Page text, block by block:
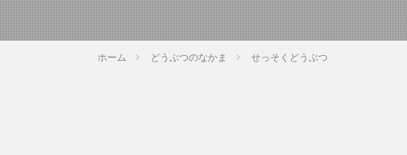
ホーム どうぶつのなかま せっそくどうぶつ